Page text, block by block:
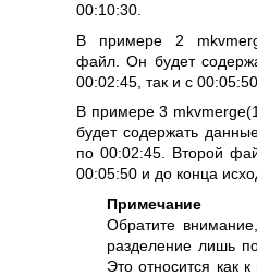
00:10:30.
В примере 2
файл. Он будет
00:02:45, так и с
В примере 3
будет содержать
по 00:02:45. Второй
00:05:50 и до конца
Примечание
Обратите
разделение лишь
Это относится как